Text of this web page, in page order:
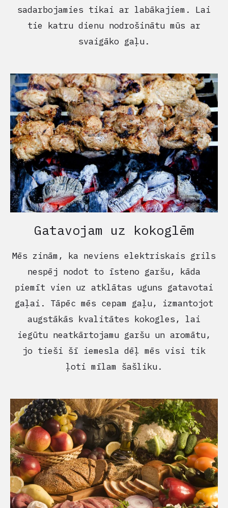
sadarbojamies tikai ar labākajiem. Lai
tie katru dienu nodrošinātu mūs ar
svaigāko gaļu.
Gatavojam uz kokoglēm
Mēs zinām, ka neviens elektriskais grils
nespēj nodot to īsteno garšu, kāda
piemīt vien uz atklātas uguns gatavotai
gaļai. Tāpēc mēs cepam gaļu, izmantojot
augstākās kvalitātes kokogles, lai
iegūtu neatkārtojamu garšu un aromātu,
jo tieši šī iemesla dēļ mēs visi tik
ļoti mīlam šašliku.